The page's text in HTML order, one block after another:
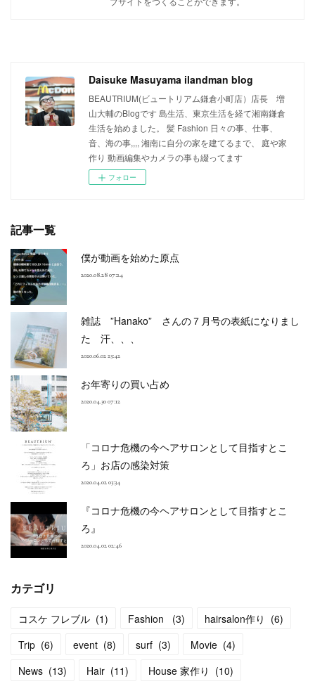
Daisuke Masuyama ilandman blog
BEAUTRIUM(ビュートリアム鎌倉小町店）店長 増
山大輔のBlogです 島生活、東京生活を経て湘南鎌倉
生活を始めました。 髪 Fashion 日々の事、仕事、
音、海の事,,,, 湘南に自分の家を建てるまで、 庭や家
作り 動画編集やカメラの事も綴ってます
フォロー
記事一覧
僕が動画を始めた原点
2020.08.28 07:24
雑誌 ”Hanako” さんの７月号の表紙になりまし
た 汗、、、
2020.06.02 23:42
お年寄りの買い占め
2020.04.30 07:12
「コロナ危機の今ヘアサロンとして目指すとこ
ろ」お店の感染対策
2020.04.02 03:34
『コロナ危機の今ヘアサロンとして目指すとこ
ろ』
2020.04.02 02:46
カテゴリ
コスケ フレブル (1) Fashion (3) hairsalon作り (6)
Trip (6) event (8) surf (3) Movie (4)
News (13) Hair (11) House 家作り (10)